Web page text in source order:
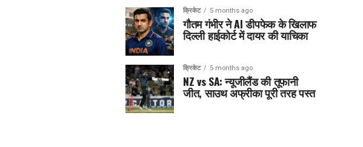
क्रिकेट 5 months ago
गौतम गंभीर ने AI डीपफेक के खिलाफ
दिल्ली हाईकोर्ट में दायर की याचिका
क्रिकेट 5 months ago
NZ vs SA: न्यूजीलैंड की तूफानी
जीत, साउथ अफ्रीका पूरी तरह पस्त